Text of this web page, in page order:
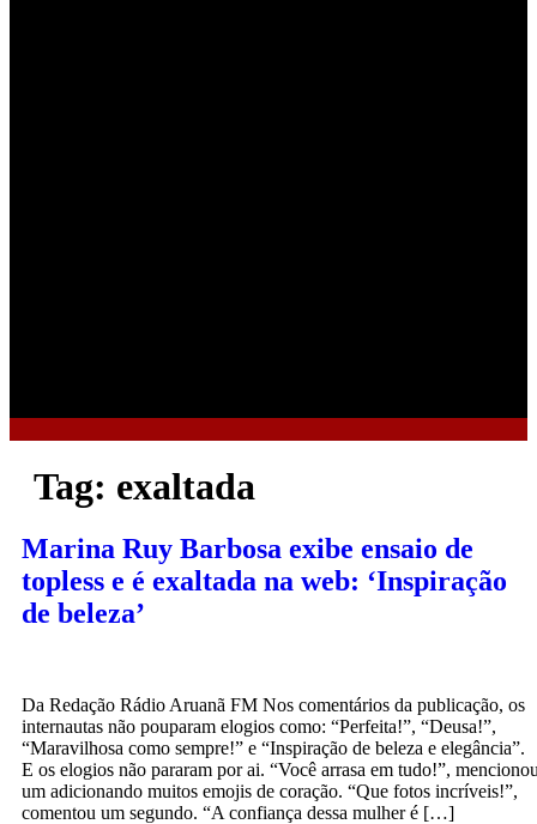
Tag: exaltada
Marina Ruy Barbosa exibe ensaio de
topless e é exaltada na web: ‘Inspiração
de beleza’
Da Redação Rádio Aruanã FM Nos comentários da publicação, os
internautas não pouparam elogios como: “Perfeita!”, “Deusa!”,
“Maravilhosa como sempre!” e “Inspiração de beleza e elegância”.
E os elogios não pararam por ai. “Você arrasa em tudo!”,
um adicionando muitos emojis de coração. “Que fotos incríveis!”,
comentou um segundo. “A confiança dessa mulher é […]